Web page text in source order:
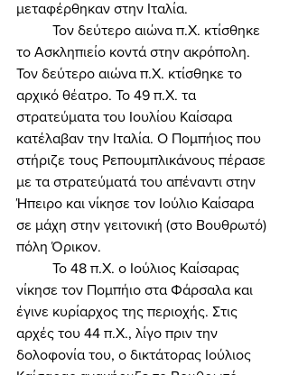
μεταφέρθηκαν στην Ιταλία.
το Ασκληπιείο κοντά στην ακρόπολη.
Τον δεύτερο αιώνα π.Χ. κτίσθηκε το
αρχικό θέατρο. Το 49 π.Χ. τα
στρατεύματα του Ιουλίου Καίσαρα
κατέλαβαν την Ιταλία. Ο Πομπήιος που
στήριζε τους Ρεπουμπλικάνους πέρασε
με τα στρατεύματά του απέναντι στην
Ήπειρο και νίκησε τον Ιούλιο Καίσαρα
σε μάχη στην γειτονική (στο Βουθρωτό)
πόλη Όρικον.
νίκησε τον Πομπήιο στα Φάρσαλα και
έγινε κυρίαρχος της περιοχής. Στις
αρχές του 44 π.Χ., λίγο πριν την
δολοφονία του, ο δικτάτορας Ιούλιος